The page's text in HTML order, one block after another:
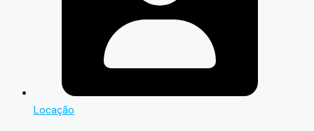
Locação